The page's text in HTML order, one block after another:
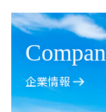
企業情報